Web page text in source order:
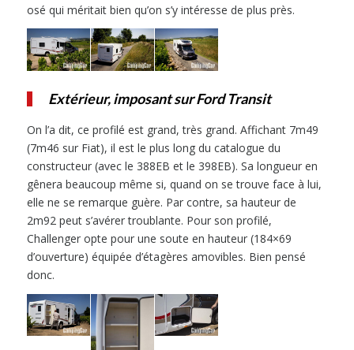
osé qui méritait bien qu’on s’y intéresse de plus près.
Extérieur, imposant sur Ford Transit
On l’a dit, ce profilé est grand, très grand. Affichant 7m49
(7m46 sur Fiat), il est le plus long du catalogue du
constructeur (avec le 388EB et le 398EB). Sa longueur en
gênera beaucoup même si, quand on se trouve face à lui,
elle ne se remarque guère. Par contre, sa hauteur de
2m92 peut s’avérer troublante. Pour son profilé,
Challenger opte pour une soute en hauteur (184×69
d’ouverture) équipée d’étagères amovibles. Bien pensé
donc.